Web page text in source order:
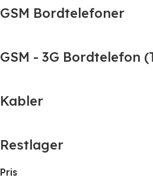
GSM Bordtelefoner
GSM - 3G Bordtelefon
Kabler
Restlager
Pris